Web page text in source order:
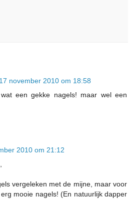
17 november 2010 om 18:58
een gekke nagels! maar wel een
2010 om 21:12
vergeleken met de mijne, maar voor
mooie nagels! (En natuurlijk dapper